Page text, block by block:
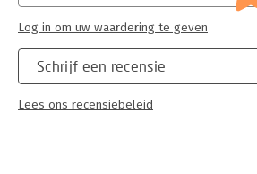
Schrijf een recensie
Lees ons recensiebeleid
Log in om uw waardering te geven